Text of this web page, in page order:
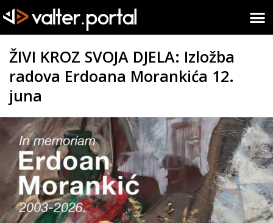
ŽIVI KROZ SVOJA DJELA: Izložba
radova Erdoana Morankića 12.
juna